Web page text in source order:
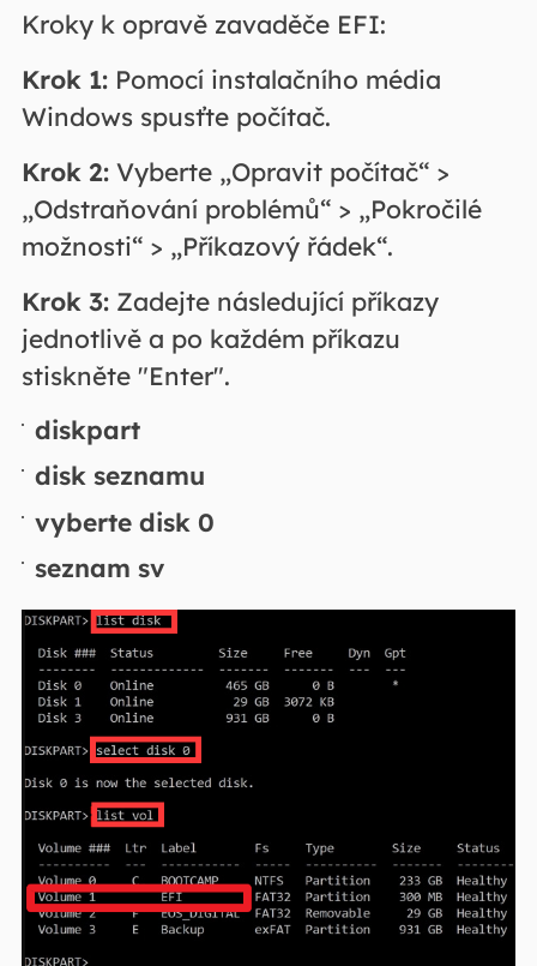
Kroky k opravě zavaděče EFI:
Krok 1:Pomocí instalačního média
Windows spusťte počítač.
Krok 2:Vyberte „Opravit počítač“ >
„Odstraňování problémů“ > „Pokročilé
možnosti“ > „Příkazový řádek“.
Krok 3:Zadejte následující příkazy
jednotlivě a po každém příkazu
stiskněte "Enter".
diskpart
disk seznamu
vyberte disk 0
seznam sv